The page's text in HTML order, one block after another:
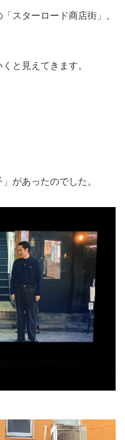
スターロード商店街」。
と見えてきます。
があったのでした。